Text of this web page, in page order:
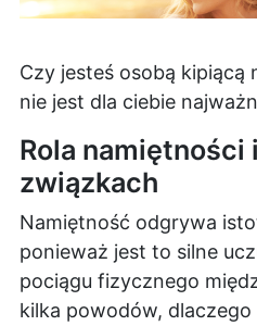
Czy jesteś osobą kipiącą
nie jest dla ciebie
Rola
związkach
Namiętność odgrywa
ponieważ jest to silne
pociągu fizycznego
kilka powodów,